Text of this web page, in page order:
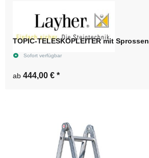
TOPIC-TELESKOPLEITER mit Sprossen
Sofort verfügbar
ab 444,00 € *